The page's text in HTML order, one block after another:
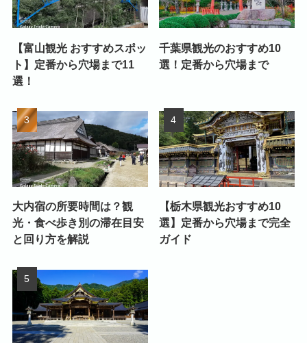
【富山観光 おすすめスポッ
ト】定番から穴場まで11
選！
千葉県観光のおすすめ10
選！定番から穴場まで
大内宿の所要時間は？観
光・食べ歩き別の滞在目安
と回り方を解説
【栃木県観光おすすめ10
選】定番から穴場まで完全
ガイド